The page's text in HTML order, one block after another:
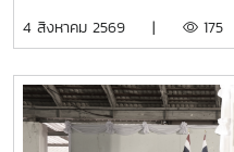
โดย ดร.วุฒิพงษ์ ฉั่วตระกูล แล
วิสาหกิจกลุ่มเกษตรกรเพื่อก
3. ประเภทนวัตกรชุมชน ราง
เฉลิมชัย จันทร์ชา ประธานวิ
อำนวยการบัณฑิตวิทยาลัย มห
#TDSMJU #TD
#คณะพัฒนาการท่องเที่ยว #
4 สิงหาคม 2569 | 175